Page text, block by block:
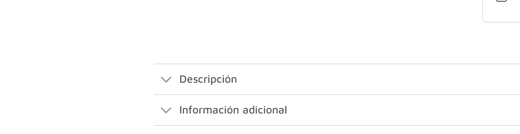
Descripción
Información adicional